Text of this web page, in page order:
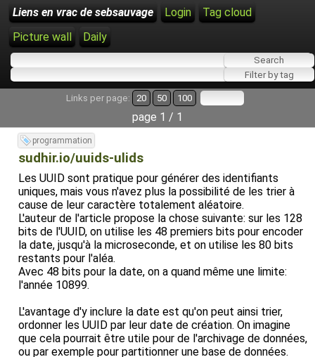
Liens en vrac de sebsauvage Login
Tag cloud
Picture wall
Daily
Links per page: 20 50 100
page 1 / 1
programmation
sudhir.io/uuids-ulids
Les UUID sont pratique pour générer des identifiants
uniques, mais vous n'avez plus la possibilité de les trier à
cause de leur caractère totalement aléatoire.
L'auteur de l'article propose la chose suivante: sur les 128
bits de l'UUID, on utilise les 48 premiers bits pour encoder
la date, jusqu'à la microseconde, et on utilise les 80 bits
restants pour l'aléa.
Avec 48 bits pour la date, on a quand même une limite:
l'année 10899.
L'avantage d'y inclure la date est qu'on peut ainsi trier,
ordonner les UUID par leur date de création. On imagine
que cela pourrait être utile pour de l'archivage de données,
ou par exemple pour partitionner une base de données.